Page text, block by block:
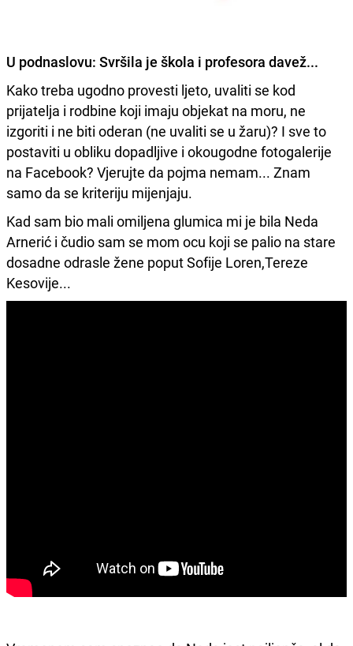
U podnaslovu: Svršila je škola i profesora davež...
Kako treba ugodno provesti ljeto, uvaliti se kod
prijatelja i rodbine koji imaju objekat na moru, ne
izgoriti i ne biti oderan (ne uvaliti se u žaru)? I sve to
postaviti u obliku dopadljive i okougodne fotogalerije
na Facebook? Vjerujte da pojma nemam... Znam
samo da se kriteriju mijenjaju.
Kad sam bio mali omiljena glumica mi je bila Neda
Arnerić i čudio sam se mom ocu koji se palio na stare
dosadne odrasle žene poput Sofije Loren,Tereze
Kesovije...